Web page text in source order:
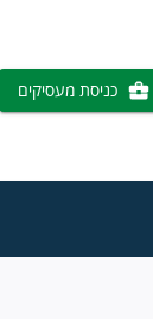
כניסת מעסיקים